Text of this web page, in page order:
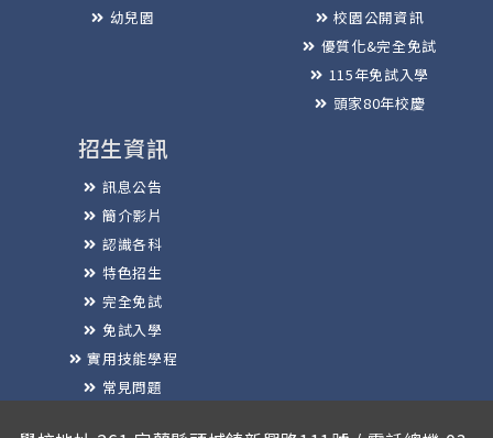
幼兒園
校園公開資訊
優質化&完全免試
115年免試入學
頭家80年校慶
招生資訊
訊息公告
簡介影片
認識各科
特色招生
完全免試
免試入學
實用技能學程
常見問題